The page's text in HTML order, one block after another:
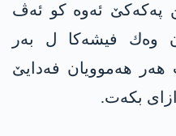
په‌كه‌كێ ئه‌وه‌ كو ئه‌ڤ
وه‌ك فیشه‌كا ل به‌ر
هه‌ر هه‌موویان فه‌دایێ
بكه‌ت‌.